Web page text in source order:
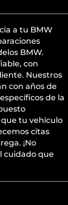
a tu BMW
BMW.
con
Nuestros
con años de
de la
tu vehículo
citas
¡No
cuidado que